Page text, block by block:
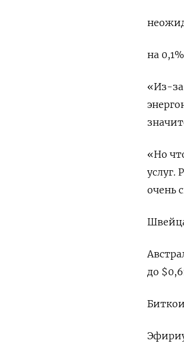
на
«Из-
«Но
услуг.
очень
до